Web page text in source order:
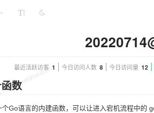
+
最近活跃访客 1 今日访问人数 8 今日访问量 12
数
Go语言的内建函数，可以让进入宕机流程中的